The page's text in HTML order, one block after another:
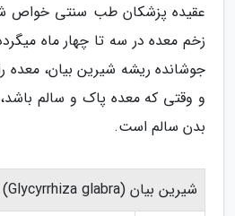
عقیده پزشکان طب سنتی خواص
زخم معده در سه تا چهار ماه
جوشانده ریشه شیرین بیان، معده
و وقتی که معده پاک و سالم
بدن سالم است.
شیرین بیان (Glycyrrhiza glabra)